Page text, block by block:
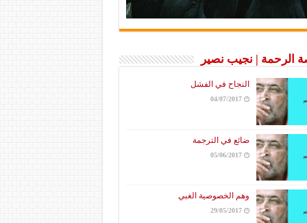
الرحمة | نجيب نصير
النجاح في الفشل
04/07/2017
ضائع في الترجمة
05/06/2017
وهم الخصوصية الغبي
29/05/2017